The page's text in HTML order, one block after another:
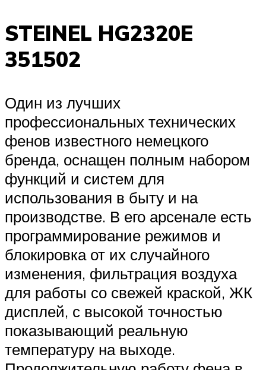
STEINEL HG2320E
351502
Один из лучших
профессиональных технических
фенов известного немецкого
бренда, оснащен полным набором
функций и систем для
использования в быту и на
производстве. В его арсенале есть
программирование режимов и
блокировка от их случайного
изменения, фильтрация воздуха
для работы со свежей краской, ЖК
дисплей, с высокой точностью
показывающий реальную
температуру на выходе.